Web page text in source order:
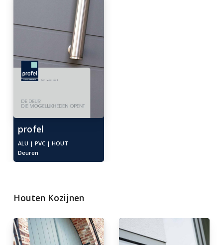
profel
ALU | PVC | HOUT
Deuren
Houten Kozijnen